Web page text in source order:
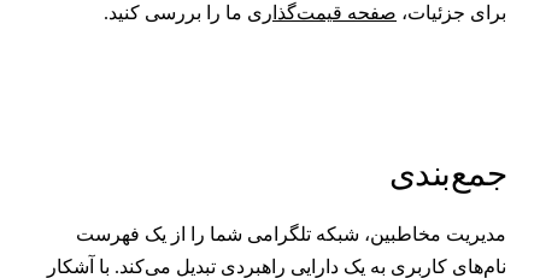
جزئیات،صفحه قیمت‌گذاریما را بررسی کنید.
مخاطبین، شبکه تلگرامی شما را از یک فهرست
کاربری به یک دارایی راهبردی تبدیل می‌کند. با آشکار